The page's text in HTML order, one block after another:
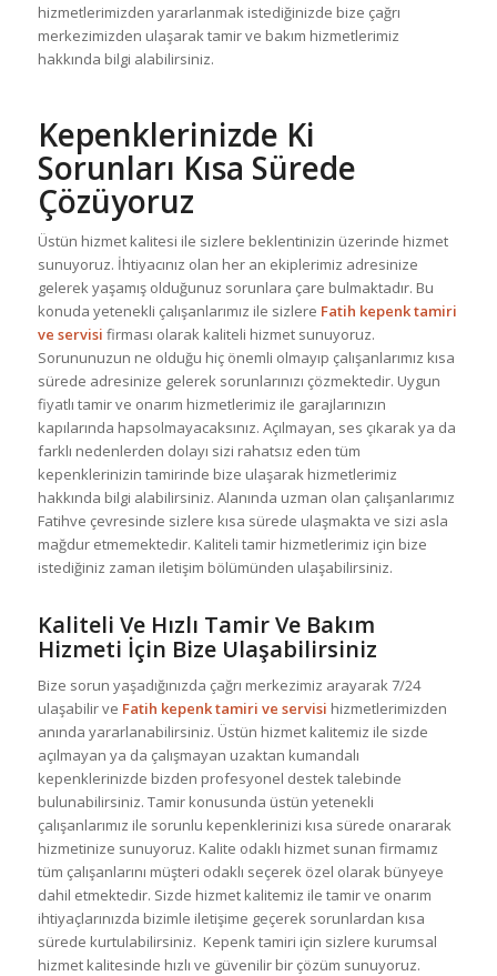
hizmetlerimizden yararlanmak istediğinizde bize çağrı
merkezimizden ulaşarak tamir ve bakım hizmetlerimiz
hakkında bilgi alabilirsiniz.
Kepenklerinizde Ki
Sorunları Kısa Sürede
Çözüyoruz
Üstün hizmet kalitesi ile sizlere beklentinizin üzerinde hizmet
sunuyoruz. İhtiyacınız olan her an ekiplerimiz adresinize
gelerek yaşamış olduğunuz sorunlara çare bulmaktadır. Bu
konuda yetenekli çalışanlarımız ile sizlere Fatih kepenk tamiri
ve servisi firması olarak kaliteli hizmet sunuyoruz.
Sorununuzun ne olduğu hiç önemli olmayıp çalışanlarımız kısa
sürede adresinize gelerek sorunlarınızı çözmektedir. Uygun
fiyatlı tamir ve onarım hizmetlerimiz ile garajlarınızın
kapılarında hapsolmayacaksınız. Açılmayan, ses çıkarak ya da
farklı nedenlerden dolayı sizi rahatsız eden tüm
kepenklerinizin tamirinde bize ulaşarak hizmetlerimiz
hakkında bilgi alabilirsiniz. Alanında uzman olan çalışanlarımız
Fatihve çevresinde sizlere kısa sürede ulaşmakta ve sizi asla
mağdur etmemektedir. Kaliteli tamir hizmetlerimiz için bize
istediğiniz zaman iletişim bölümünden ulaşabilirsiniz.
Kaliteli Ve Hızlı Tamir Ve Bakım
Hizmeti İçin Bize Ulaşabilirsiniz
Bize sorun yaşadığınızda çağrı merkezimiz arayarak 7/24
ulaşabilir ve Fatih kepenk tamiri ve servisi hizmetlerimizden
anında yararlanabilirsiniz. Üstün hizmet kalitemiz ile sizde
açılmayan ya da çalışmayan uzaktan kumandalı
kepenklerinizde bizden profesyonel destek talebinde
bulunabilirsiniz. Tamir konusunda üstün yetenekli
çalışanlarımız ile sorunlu kepenklerinizi kısa sürede onararak
hizmetinize sunuyoruz. Kalite odaklı hizmet sunan firmamız
tüm çalışanlarını müşteri odaklı seçerek özel olarak bünyeye
dahil etmektedir. Sizde hizmet kalitemiz ile tamir ve onarım
ihtiyaçlarınızda bizimle iletişime geçerek sorunlardan kısa
sürede kurtulabilirsiniz. Kepenk tamiri için sizlere kurumsal
hizmet kalitesinde hızlı ve güvenilir bir çözüm sunuyoruz.